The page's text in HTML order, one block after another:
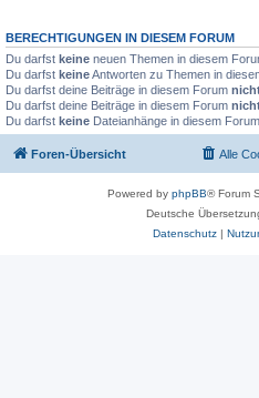
BERECHTIGUNGEN IN DIESEM FORUM
Du darfst keine neuen Themen in diesem
Du darfst keineAntworten zu Themen in
Du darfst deine Beiträge in diesem Forum
Du darfst deine Beiträge in diesem Forum
Du darfst keine Dateianhänge in diesem
Foren-Übersicht Alle
Powered by phpBB® Forum
Deutsche
Datenschutz|